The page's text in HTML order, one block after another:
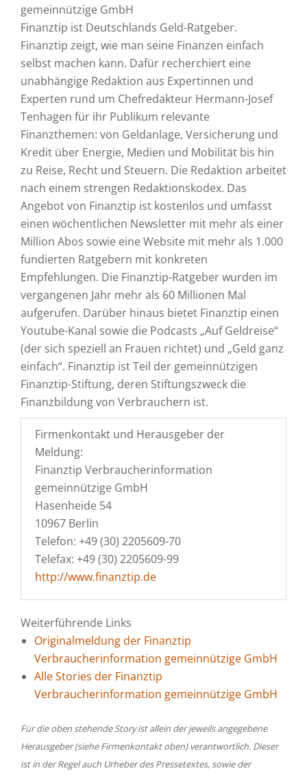
gemeinnützige GmbH
Finanztip ist Deutschlands Geld-Ratgeber.
Finanztip zeigt, wie man seine Finanzen einfach
selbst machen kann. Dafür recherchiert eine
unabhängige Redaktion aus Expertinnen und
Experten rund um Chefredakteur Hermann-Josef
Tenhagen für ihr Publikum relevante
Finanzthemen: von Geldanlage, Versicherung und
Kredit über Energie, Medien und Mobilität bis hin
zu Reise, Recht und Steuern. Die Redaktion arbeitet
nach einem strengen Redaktionskodex. Das
Angebot von Finanztip ist kostenlos und umfasst
einen wöchentlichen Newsletter mit mehr als einer
Million Abos sowie eine Website mit mehr als 1.000
fundierten Ratgebern mit konkreten
Empfehlungen. Die Finanztip-Ratgeber wurden im
vergangenen Jahr mehr als 60 Millionen Mal
aufgerufen. Darüber hinaus bietet Finanztip einen
Youtube-Kanal sowie die Podcasts „Auf Geldreise“
(der sich speziell an Frauen richtet) und „Geld ganz
einfach“. Finanztip ist Teil der gemeinnützigen
Finanztip-Stiftung, deren Stiftungszweck die
Finanzbildung von Verbrauchern ist.
Firmenkontakt und Herausgeber der
Meldung:
Finanztip Verbraucherinformation
gemeinnützige GmbH
Hasenheide 54
10967 Berlin
Telefon: +49 (30) 2205609-70
Telefax: +49 (30) 2205609-99
http://www.finanztip.de
Weiterführende Links
Originalmeldung der Finanztip
Verbraucherinformation gemeinnützige GmbH
Alle Stories der Finanztip
Verbraucherinformation gemeinnützige GmbH
Für die oben stehende Story ist allein der jeweils angegebene
Herausgeber (siehe Firmenkontakt oben) verantwortlich. Dieser
ist in der Regel auch Urheber des Pressetextes, sowie der